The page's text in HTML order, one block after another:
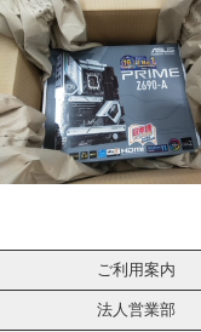
ご利用案内
法人営業部